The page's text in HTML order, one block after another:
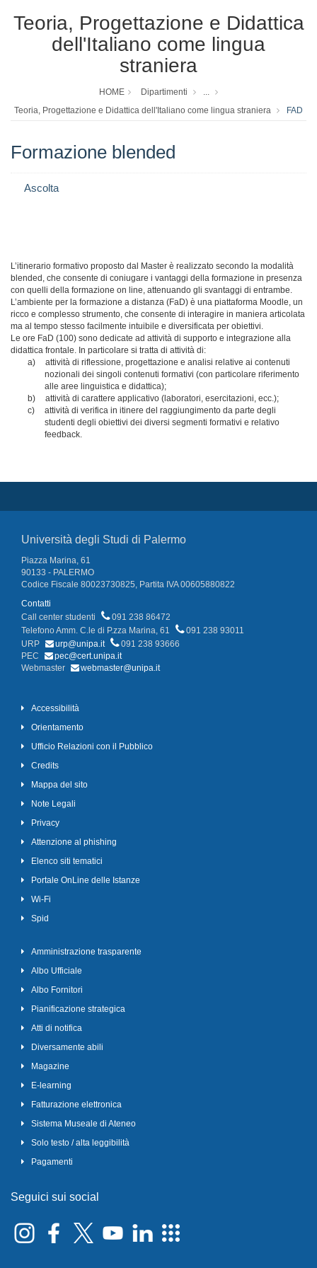
Teoria, Progettazione e Didattica
dell'Italiano come lingua
straniera
HOME Dipartimenti
...
Teoria, Progettazione e Didattica dell'Italiano come lingua straniera
FAD
Formazione blended
Ascolta
L’itinerario formativo proposto dal Master è realizzato secondo la modalità
blended, che consente di coniugare i vantaggi della formazione in presenza
con quelli della formazione on line, attenuando gli svantaggi di entrambe.
L’ambiente per la formazione a distanza (FaD) è una piattaforma Moodle, un
ricco e complesso strumento, che consente di interagire in maniera articolata
ma al tempo stesso facilmente intuibile e diversificata per obiettivi.
Le ore FaD (100) sono dedicate ad attività di supporto e integrazione alla
didattica frontale. In particolare si tratta di attività di:
a)
attività di riflessione, progettazione e analisi relative ai contenuti
nozionali dei singoli contenuti formativi (con particolare riferimento
alle aree linguistica e didattica);
b)
attività di carattere applicativo (laboratori, esercitazioni, ecc.);
c)
attività di verifica in itinere del raggiungimento da parte degli
studenti degli obiettivi dei diversi segmenti formativi e relativo
feedback.
Università degli Studi di Palermo
Piazza Marina, 61
90133 - PALERMO
Codice Fiscale 80023730825, Partita IVA 00605880822
Contatti
Call center studenti
091 238 86472
Telefono Amm. C.le di P.zza Marina, 61
091 238 93011
URP
urp@unipa.it
091 238 93666
PEC
pec@cert.unipa.it
Webmaster
webmaster@unipa.it
Accessibilità
Orientamento
Ufficio Relazioni con il Pubblico
Credits
Mappa del sito
Note Legali
Privacy
Attenzione al phishing
Elenco siti tematici
Portale OnLine delle Istanze
Wi-Fi
Spid
Amministrazione trasparente
Albo Ufficiale
Albo Fornitori
Pianificazione strategica
Atti di notifica
Diversamente abili
Magazine
E-learning
Fatturazione elettronica
Sistema Museale di Ateneo
Solo testo / alta leggibilità
Pagamenti
Seguici sui social